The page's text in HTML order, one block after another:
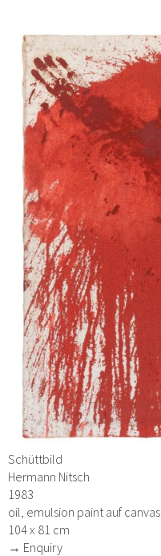
Schüttbild
Hermann Nitsch
1983
oil, emulsion paint auf canvas
104 x 81 cm
→ Enquiry